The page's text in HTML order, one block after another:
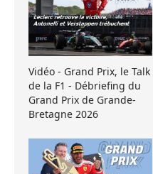
Vidéo - Grand Prix, le Talk
de la F1 - Débriefing du
Grand Prix de Grande-
Bretagne 2026